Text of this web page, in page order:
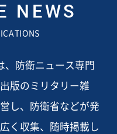
NEWS
、防衛ニュース専門
版のミリタリー雑
し、防衛省などが発
く収集、随時掲載し